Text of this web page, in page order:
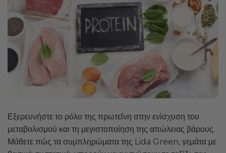
Εξερευνήστε το ρόλο της πρωτεΐνη στην ενίσχυση του
μεταβολισμού και τη μεγιστοποίηση της απώλειας βάρους.
Μάθετε πώς τα συμπληρώματα της Lida Green, γεμάτα με